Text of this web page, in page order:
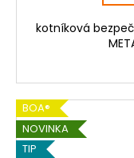
kotníková
BOA®
NOVINKA
TIP